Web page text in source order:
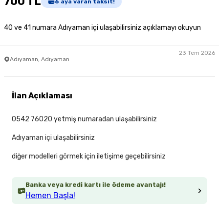
40 ve 41 numara Adıyaman içi ulaşabilirsiniz açıklamayı okuyun
Adıyaman, Adıyaman
23 Tem 2026
Banka veya kredi kartı ile ödeme avantajı!
Hemen Başla!
İlan Açıklaması
0542 76020 yetmiş numaradan ulaşabilirsiniz
Adıyaman içi ulaşabilirsiniz
diğer modelleri görmek için iletişime geçebilirsiniz